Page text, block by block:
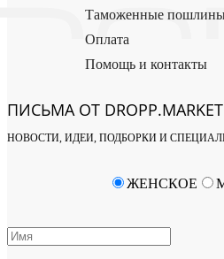
Таможенные
Оплата
Помощь и контакты
ПИСЬМА ОТ DROPP.MARKET
НОВОСТИ, ИДЕИ, ПОДБОРКИ И
ЖЕНСКОЕ